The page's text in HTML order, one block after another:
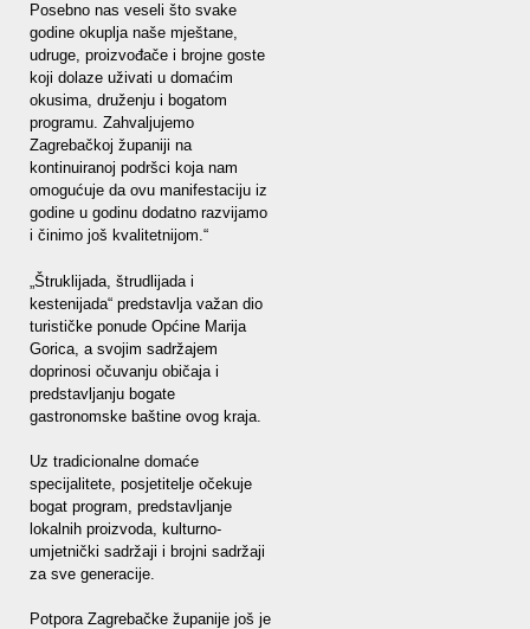
Posebno nas veseli što svake
godine okuplja naše mještane,
udruge, proizvođače i brojne goste
koji dolaze uživati u domaćim
okusima, druženju i bogatom
programu. Zahvaljujemo
Zagrebačkoj županiji na
kontinuiranoj podršci koja nam
omogućuje da ovu manifestaciju iz
godine u godinu dodatno razvijamo
i činimo još kvalitetnijom.“
„Štruklijada, štrudlijada i
kestenijada“ predstavlja važan dio
turističke ponude Općine Marija
Gorica, a svojim sadržajem
doprinosi očuvanju običaja i
predstavljanju bogate
gastronomske baštine ovog kraja.
Uz tradicionalne domaće
specijalitete, posjetitelje očekuje
bogat program, predstavljanje
lokalnih proizvoda, kulturno-
umjetnički sadržaji i brojni sadržaji
za sve generacije.
Potpora Zagrebačke županije još je